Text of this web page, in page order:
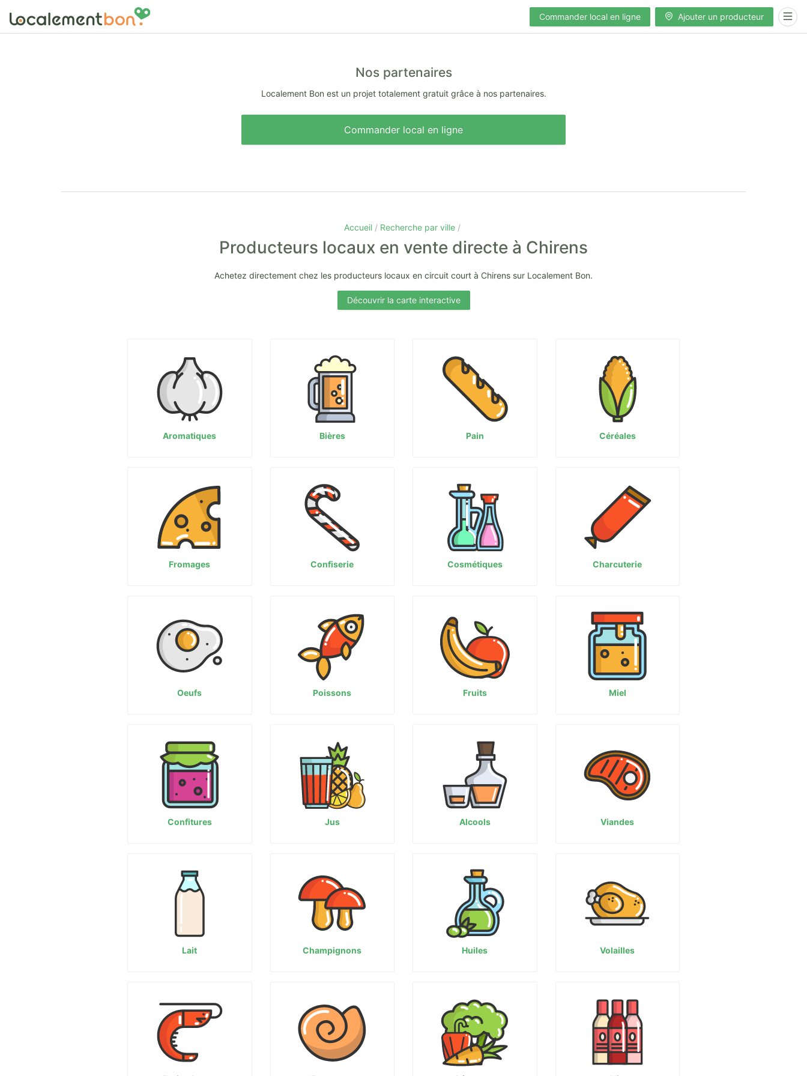
Commander local en ligne Ajouter un producteur
Nos partenaires
Localement Bon est un projet totalement gratuit grâce à nos partenaires.
Commander local en ligne
Accueil Recherche par ville
Producteurs locaux en vente directe à Chirens
Achetez directement chez les producteurs locaux en circuit court à Chirens sur Localement Bon.
Découvrir la carte interactive
Aromatiques Bières Pain Céréales
Fromages Confiserie Cosmétiques Charcuterie
Oeufs Poissons Fruits Miel
Confitures Jus Alcools Viandes
Lait Champignons Huiles Volailles